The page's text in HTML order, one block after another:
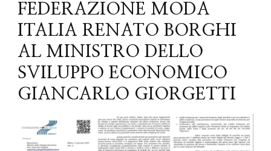
FEDERAZIONE MODA
ITALIA RENATO BORGHI
AL MINISTRO DELLO
SVILUPPO ECONOMICO
GIANCARLO GIORGETTI